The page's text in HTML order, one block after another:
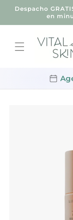
directamente
al contenido
Despacho
en